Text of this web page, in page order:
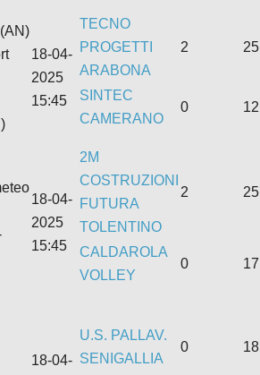
18-04-
2025
15:45
TECNO
PROGETTI
ARABONA
2 25
SINTEC
CAMERANO
0 12
18-04-
2025
15:45
2M
COSTRUZIONI
FUTURA
TOLENTINO
2 25
CALDAROLA
VOLLEY
0 17
18-04-
U.S. PALLAV.
SENIGALLIA
0 18